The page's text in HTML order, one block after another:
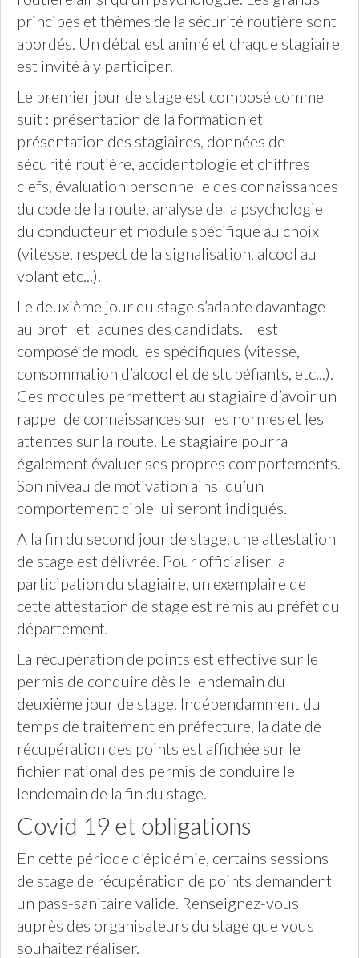
principes et thèmes de la sécurité routière sont
abordés. Un débat est animé et chaque stagiaire
est invité à y participer.
Le premier jour de stage est composé comme
suit : présentation de la formation et
présentation des stagiaires, données de
sécurité routière, accidentologie et chiffres
clefs, évaluation personnelle des connaissances
du code de la route, analyse de la psychologie
du conducteur et module spécifique au choix
(vitesse, respect de la signalisation, alcool au
volant etc...).
Le deuxième jour du stage s’adapte davantage
au profil et lacunes des candidats. Il est
composé de modules spécifiques (vitesse,
consommation d’alcool et de stupéfiants, etc...).
Ces modules permettent au stagiaire d’avoir un
rappel de connaissances sur les normes et les
attentes sur la route. Le stagiaire pourra
également évaluer ses propres comportements.
Son niveau de motivation ainsi qu’un
comportement cible lui seront indiqués.
A la fin du second jour de stage, une attestation
de stage est délivrée. Pour officialiser la
participation du stagiaire, un exemplaire de
cette attestation de stage est remis au préfet du
département.
La récupération de points est effective sur le
permis de conduire dès le lendemain du
deuxième jour de stage. Indépendamment du
temps de traitement en préfecture, la date de
récupération des points est affichée sur le
fichier national des permis de conduire le
lendemain de la fin du stage.
Covid 19 et obligations
En cette période d’épidémie, certains sessions
de stage de récupération de points demandent
un pass-sanitaire valide. Renseignez-vous
auprès des organisateurs du stage que vous
souhaitez réaliser.